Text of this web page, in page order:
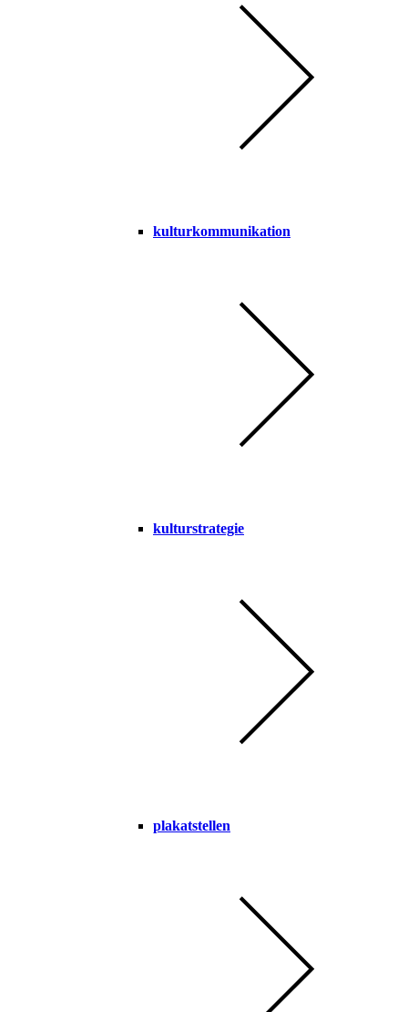
kulturkommunikation
kulturstrategie
plakatstellen